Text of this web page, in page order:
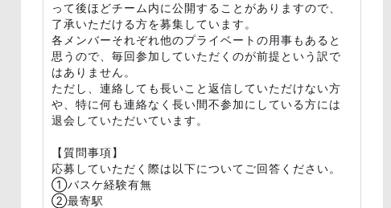
って後ほどチーム内に公開することがありますので、
了承いただける方を募集しています。
各メンバーそれぞれ他のプライベートの用事もあると
思うので、毎回参加していただくのが前提という訳で
はありません。
ただし、連絡しても長いこと返信していただけない方
や、特に何も連絡なく長い間不参加にしている方には
退会していただいています。
【質問事項】
応募していただく際は以下についてご回答ください。
①バスケ経験有無
②最寄駅